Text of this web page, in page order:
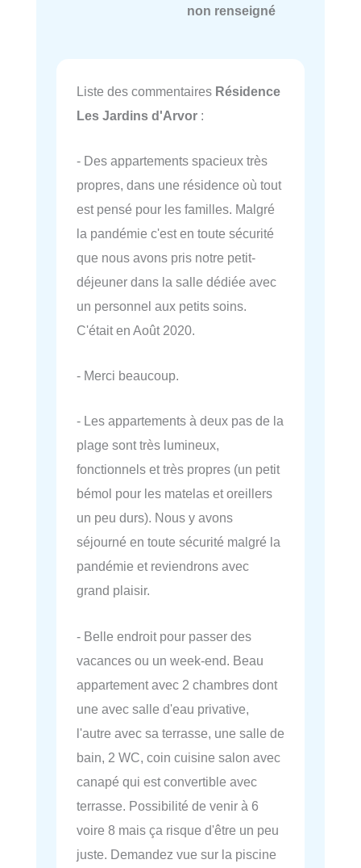
non renseigné
Liste des commentaires Résidence
Les Jardins d'Arvor :
- Des appartements spacieux très
propres, dans une résidence où tout
est pensé pour les familles. Malgré
la pandémie c'est en toute sécurité
que nous avons pris notre petit-
déjeuner dans la salle dédiée avec
un personnel aux petits soins.
C'était en Août 2020.
- Merci beaucoup.
- Les appartements à deux pas de la
plage sont très lumineux,
fonctionnels et très propres (un petit
bémol pour les matelas et oreillers
un peu durs). Nous y avons
séjourné en toute sécurité malgré la
pandémie et reviendrons avec
grand plaisir.
- Belle endroit pour passer des
vacances ou un week-end. Beau
appartement avec 2 chambres dont
une avec salle d'eau privative,
l'autre avec sa terrasse, une salle de
bain, 2 WC, coin cuisine salon avec
canapé qui est convertible avec
terrasse. Possibilité de venir à 6
voire 8 mais ça risque d'être un peu
juste. Demandez vue sur la piscine